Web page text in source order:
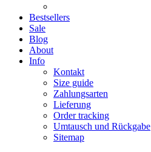
Bestsellers
Sale
Blog
About
Info
Kontakt
Size guide
Zahlungsarten
Lieferung
Order tracking
Umtausch und Rückgabe
Sitemap